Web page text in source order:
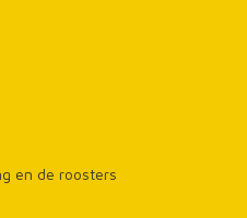
en de roosters